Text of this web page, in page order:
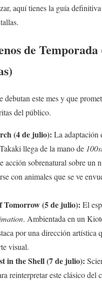
aquí tienes la guía
de Temporada
debutan este mes y que
del público.
(4 de julio): La adaptación
llega de la mano de
acción sobrenatural sobre un
con animales que se ve
Tomorrow (5 de julio): El
. Ambientada en un
por una dirección artística
visual.
in the Shell (7 de julio):
reinterpretar este clásico del